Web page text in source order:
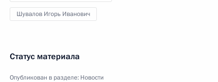
Шувалов Игорь Иванович
Статус материала
Опубликован в разделе: Новости